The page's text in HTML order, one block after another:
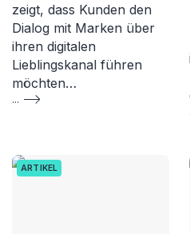
zeigt, dass Kunden den
Dialog mit Marken über
ihren digitalen
Lieblingskanal führen
möchten…
...
ARTIKEL